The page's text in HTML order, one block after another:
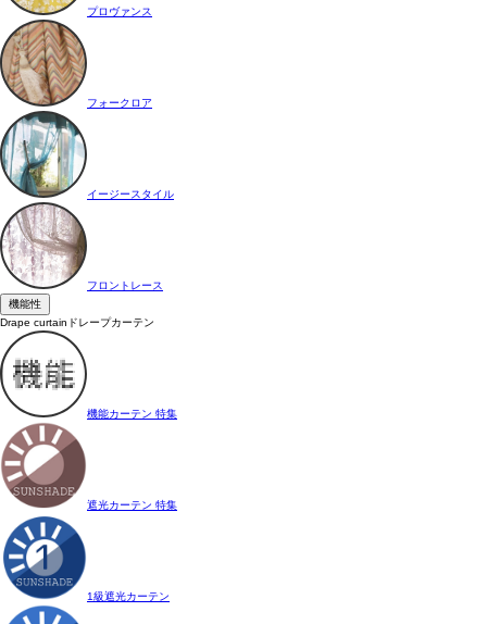
プロヴァンス
フォークロア
イージースタイル
フロントレース
機能性
Drape curtain ドレープカーテン
機能カーテン 特集
遮光カーテン 特集
1級遮光カーテン